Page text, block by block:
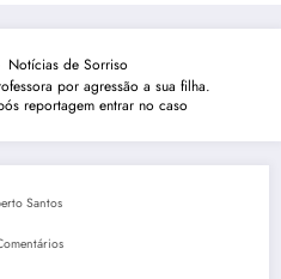
Notícias de Sorriso
por agressão a sua filha.
reportagem entrar no caso
Santos